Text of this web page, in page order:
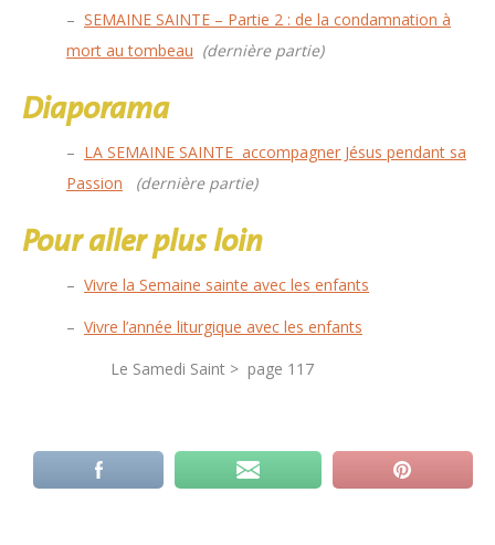
– SEMAINE SAINTE – Partie 2 : de la condamnation à
mort au tombeau (dernière partie)
Diaporama
– LA SEMAINE SAINTE accompagner Jésus pendant sa
Passion
(dernière partie)
Pour aller plus loin
– Vivre la Semaine sainte avec les enfants
– Vivre l’année liturgique avec les enfants
Le Samedi Saint > page 117